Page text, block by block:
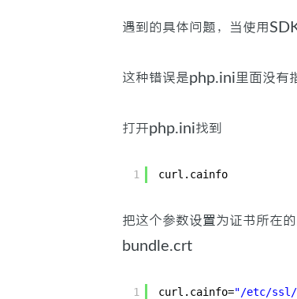
遇到的具体问题，当使用
这种错误是php.ini里面没有
打开php.ini找到
1 curl.cainfo
把这个参数设置为证书所
bundle.crt
1 curl.cainfo="/etc/ssl/